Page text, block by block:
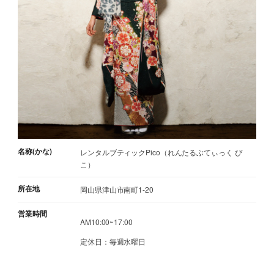
名称(かな)
レンタルブティックPico（れんたるぶてぃっく ぴ
こ）
所在地 岡山県津山市南町1-20
営業時間
AM10:00~17:00
定休日：毎週水曜日